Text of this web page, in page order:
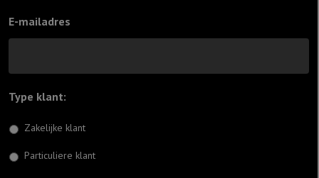
E-mailadres
Type klant:
Zakelijke klant
Particuliere klant